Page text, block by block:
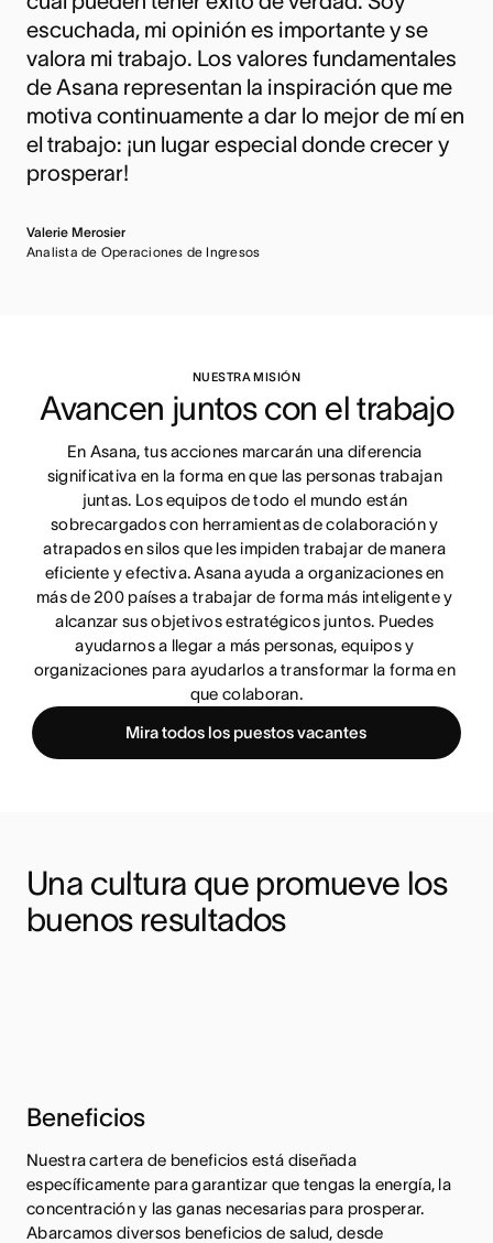
escuchada, mi opinión es importante y se
valora mi trabajo. Los valores fundamentales
de Asana representan la inspiración que me
motiva continuamente a dar lo mejor de mí en
el trabajo: ¡un lugar especial donde crecer y
prosperar!
Valerie Merosier
Analista de Operaciones de Ingresos
NUESTRA MISIÓN
Avancen juntos con el trabajo
En Asana, tus acciones marcarán una diferencia
significativa en la forma en que las personas trabajan
juntas. Los equipos de todo el mundo están
sobrecargados con herramientas de colaboración y
atrapados en silos que les impiden trabajar de manera
eficiente y efectiva. Asana ayuda a organizaciones en
más de 200 países a trabajar de forma más inteligente y
alcanzar sus objetivos estratégicos juntos. Puedes
ayudarnos a llegar a más personas, equipos y
organizaciones para ayudarlos a transformar la forma en
que colaboran.
Mira todos los puestos vacantes
Una cultura que promueve los
buenos resultados
Beneficios
Nuestra cartera de beneficios está diseñada
específicamente para garantizar que tengas la energía, la
concentración y las ganas necesarias para prosperar.
Abarcamos diversos beneficios de salud, desde